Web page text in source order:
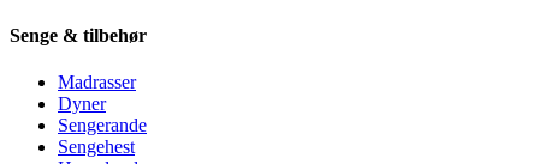
Senge & tilbehør
Madrasser
Dyner
Sengerande
Sengehest